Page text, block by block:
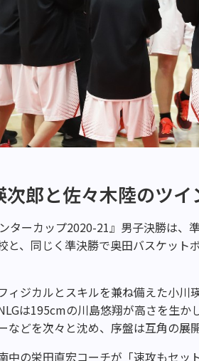
次郎と佐々木陸のツ
ンターカップ2020-21』男子決勝は
と、同じく準決勝で奥田バスケット
ィジカルとスキルを兼ね備えた小
は195cmの川島悠翔が高さを生
などを次々と沈め、序盤は互角の展
中の栄田直宏コーチが「速攻もセッ